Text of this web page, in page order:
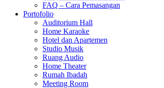
FAQ – Cara Pemasangan
Portofolio
Auditorium Hall
Home Karaoke
Hotel dan Apartemen
Studio Musik
Ruang Audio
Home Theater
Rumah Ibadah
Meeting Room